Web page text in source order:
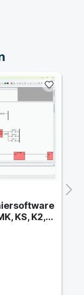
KS, K2,